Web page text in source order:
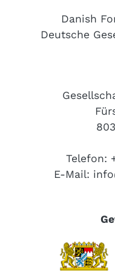
Danish
Deutsche
Telefon:
E-Mail: